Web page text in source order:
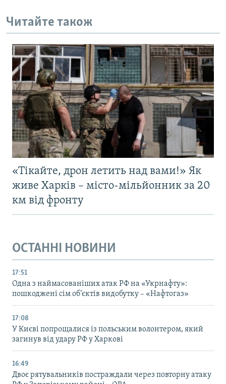
Читайте також
«Тікайте, дрон летить над вами!» Як
живе Харків – місто-мільйонник за 20
км від фронту
ОСТАННІ НОВИНИ
17:51
Одна з наймасованіших атак РФ на «Укрнафту»:
пошкоджені сім об’єктів видобутку – «Нафтогаз»
17:08
У Києві попрощалися із польським волонтером, який
загинув від удару РФ у Харкові
16:49
Двоє рятувальників постраждали через повторну атаку